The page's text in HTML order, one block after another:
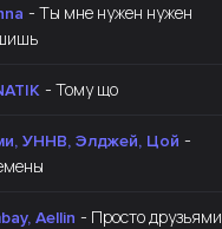
- Ты мне нужен нужен
- Тому що
УННВ, Элджей, Цой -
Aellin - Просто друзьями